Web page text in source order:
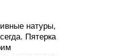
натуры,
Пятерка